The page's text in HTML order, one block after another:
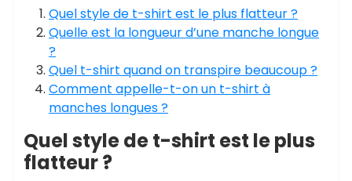
Quel style de t-shirt est le plus flatteur ?
Quelle est la longueur d’une manche longue
?
Quel t-shirt quand on transpire beaucoup ?
Comment appelle-t-on un t-shirt à
manches longues ?
Quel style de t-shirt est le plus
flatteur ?